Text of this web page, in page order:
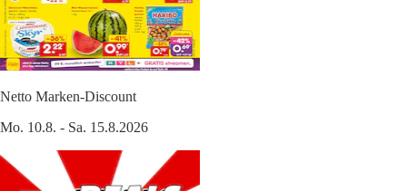
Netto Marken-Discount
Mo. 10.8. - Sa. 15.8.2026